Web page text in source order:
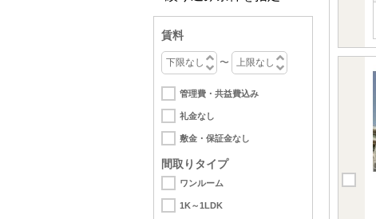
賃料
〜
管理費・共益費込み
礼金なし
敷金・保証金なし
間取りタイプ
ワンルーム
1K～1LDK